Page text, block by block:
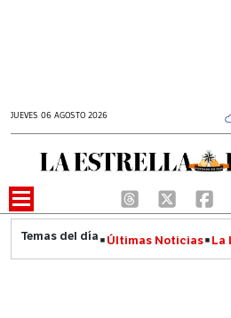
JUEVES 06 AGOSTO 2026
Últimas Noticias La